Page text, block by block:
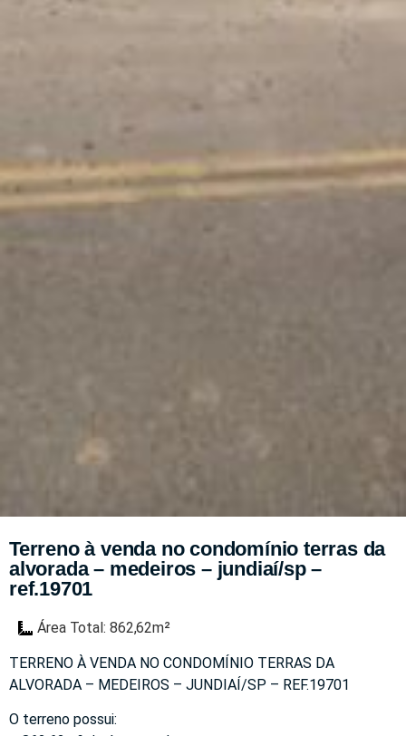
Terreno à venda no condomínio terras da
alvorada – medeiros – jundiaí/sp –
ref.19701
Área Total: 862,62m²
TERRENO À VENDA NO CONDOMÍNIO TERRAS DA
ALVORADA – MEDEIROS – JUNDIAÍ/SP – REF.19701
O terreno possui: